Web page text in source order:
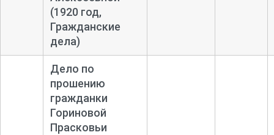
(1920 год,
Гражданские
дела)
Дело по
прошению
гражданки
Гориновой
Прасковьи